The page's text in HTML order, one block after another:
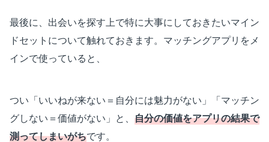
最後に、出会いを探す上で特に大事にしておきたいマイン
ドセットについて触れておきます。マッチングアプリをメ
インで使っていると、
つい「いいねが来ない＝自分には魅力がない」「マッチン
グしない＝価値がない」と、 自分の価値をアプリの結果で
測ってしまいがちです。